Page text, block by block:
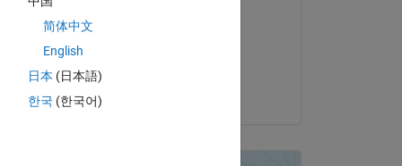
* exp(i * (0.431e1 * t - 0.282e1)));
* exp(i * (0.431e1 * t - 0.282e1)));
* exp(i * (0.431e1 * t - 0.282e1)));
* exp(i * (0.431e1 * t - 0.282e1)));
* exp(i * (0.431e1 * t - 0.282e1)));
Aceptada:
简体中文
English
日本 (日本語)
한국 (한국어)